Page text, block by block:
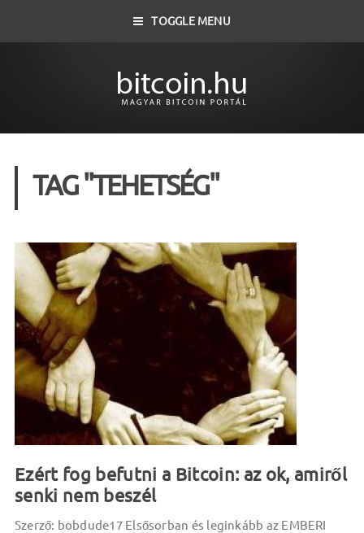
TOGGLE MENU
TAG "TEHETSÉG"
Ezért fog befutni a Bitcoin: az ok, amiről
senki nem beszél
Szerző: bobdude17 Elsősorban és leginkább az EMBERI